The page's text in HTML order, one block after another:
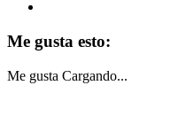
Me gusta esto:
Me gusta Cargando...